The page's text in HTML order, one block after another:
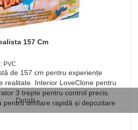
Detalii
157 Cm
PVC
de 157 cm pentru experiențe
realitate. Interior LoveClone pentru
3 trepte pentru control precis.
pentru umflare rapidă și depozitare